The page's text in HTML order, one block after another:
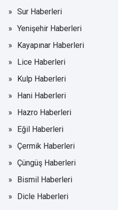
Sur Haberleri
Yenişehir Haberleri
Kayapınar Haberleri
Lice Haberleri
Kulp Haberleri
Hani Haberleri
Hazro Haberleri
Eğil Haberleri
Çermik Haberleri
Çüngüş Haberleri
Bismil Haberleri
Dicle Haberleri